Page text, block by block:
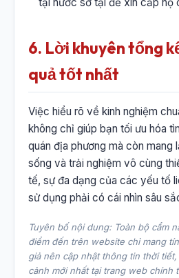
6. Lời khuyên tổng
quả tốt nhất
Việc hiểu rõ về kinh nghiệm
không chỉ giúp bạn tối ưu hóa
quán địa phương mà còn mang
sống và trải nghiệm vô cùng
tế, sự đa dạng của các yếu tố
sử dụng phải có cái nhìn sâu
Tuyên bố nội dung: Toàn bộ cẩm
điểm đến trên website chỉ mang
giả nên cập nhật thông tin thời
cảnh mới nhất tại trang web chính